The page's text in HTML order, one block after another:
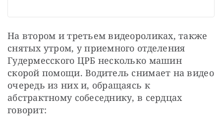
На втором и третьем видеороликах, также
снятых утром, у приемного отделения
Гудермесского ЦРБ несколько машин
скорой помощи. Водитель снимает на видео
очередь из них и, обращаясь к
абстрактному собеседнику, в сердцах
говорит: